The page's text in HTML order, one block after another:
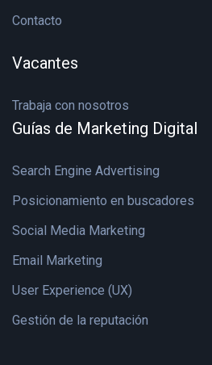
Contacto
Vacantes
Trabaja con nosotros
Guías de Marketing Digital
Search Engine Advertising
Posicionamiento en buscadores
Social Media Marketing
Email Marketing
User Experience (UX)
Gestión de la reputación